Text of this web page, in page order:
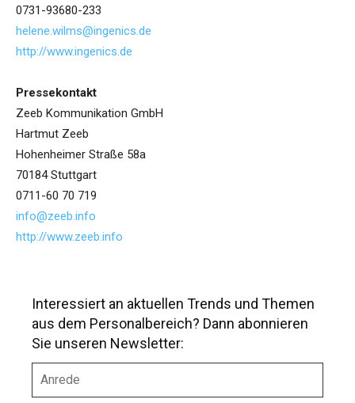
0731-93680-233
helene.wilms@ingenics.de
http://www.ingenics.de
Pressekontakt
Zeeb Kommunikation GmbH
Hartmut Zeeb
Hohenheimer Straße 58a
70184 Stuttgart
0711-60 70 719
info@zeeb.info
http://www.zeeb.info
Interessiert an aktuellen Trends und Themen
aus dem Personalbereich? Dann abonnieren
Sie unseren Newsletter:
r